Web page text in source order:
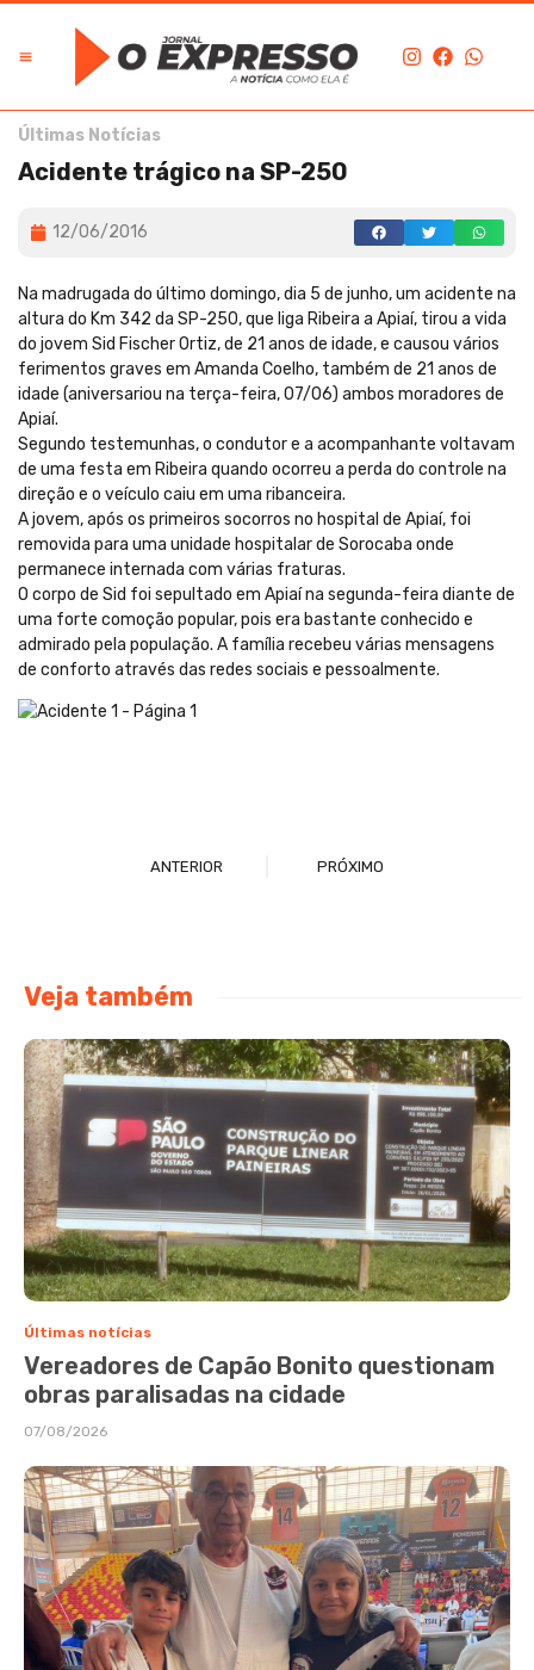
Últimas Notícias
Acidente trágico na SP-250
12/06/2016
Na madrugada do último domingo, dia 5 de junho, um acidente na
altura do Km 342 da SP-250, que liga Ribeira a Apiaí, tirou a vida
do jovem Sid Fischer Ortiz, de 21 anos de idade, e causou vários
ferimentos graves em Amanda Coelho, também de 21 anos de
idade (aniversariou na terça-feira, 07/06) ambos moradores de
Apiaí.
Segundo testemunhas, o condutor e a acompanhante voltavam
de uma festa em Ribeira quando ocorreu a perda do controle na
direção e o veículo caiu em uma ribanceira.
A jovem, após os primeiros socorros no hospital de Apiaí, foi
removida para uma unidade hospitalar de Sorocaba onde
permanece internada com várias fraturas.
O corpo de Sid foi sepultado em Apiaí na segunda-feira diante de
uma forte comoção popular, pois era bastante conhecido e
admirado pela população. A família recebeu várias mensagens
de conforto através das redes sociais e pessoalmente.
ANTERIOR PRÓXIMO
Veja também
Últimas notícias
Vereadores de Capão Bonito questionam
obras paralisadas na cidade
07/08/2026